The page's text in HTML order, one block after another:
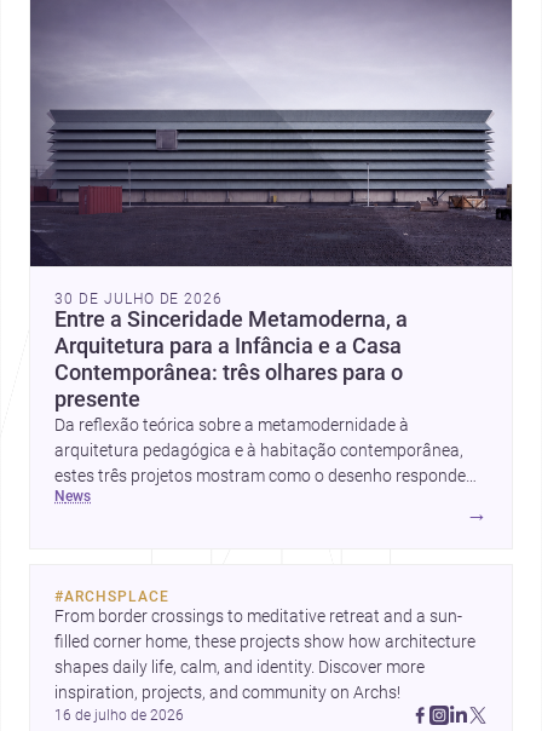
30 DE JULHO DE 2026
Entre a Sinceridade Metamoderna, a
Arquitetura para a Infância e a Casa
Contemporânea: três olhares para o
presente
Da reflexão teórica sobre a metamodernidade à
arquitetura pedagógica e à habitação contemporânea,
estes três projetos mostram como o desenho responde
hoje a emoção, uso e contexto. Para arquitetos, são
pistas valiosas sobre como criar espaços mais humanos,
news
→
#ARCHSPLACE
From border crossings to meditative retreat and a sun-
filled corner home, these projects show how architecture
shapes daily life, calm, and identity. Discover more
inspiration, projects, and community on Archs!
16 de julho de 2026